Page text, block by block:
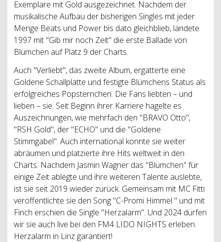
Exemplare mit Gold ausgezeichnet. Nachdem der
musikalische Aufbau der bisherigen Singles mit jeder
Menge Beats und Power bis dato gleichblieb, landete
1997 mit "Gib mir noch Zeit" die erste Ballade von
Blümchen auf Platz 9 der Charts.
Auch "Verliebt", das zweite Album, ergatterte eine
Goldene Schallplatte und festigte Blümchens Status als
erfolgreiches Popsternchen. Die Fans liebten – und
lieben – sie. Seit Beginn ihrer Karriere hagelte es
Auszeichnungen, wie mehrfach den "BRAVO Otto",
"RSH Gold", der "ECHO" und die "Goldene
Stimmgabel". Auch international konnte sie weiter
abräumen und platzierte ihre Hits weltweit in den
Charts. Nachdem Jasmin Wagner das "Blümchen" für
einige Zeit ablegte und ihre weiteren Talente auslebte,
ist sie seit 2019 wieder zurück. Gemeinsam mit MC Fitti
veröffentlichte sie den Song "C-Promi Himmel " und mit
Finch erschien die Single "Herzalarm". Und 2024 dürfen
wir sie auch live bei den FM4 LIDO NIGHTS erleben.
Herzalarm in Linz garantiert!